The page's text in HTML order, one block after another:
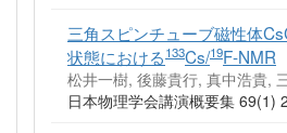
三角スピンチューブ磁性体
状態における133Cs/19F-NMR
松井一樹, 後藤貴行, 真中浩貴,
日本物理学会講演概要集 69(1)